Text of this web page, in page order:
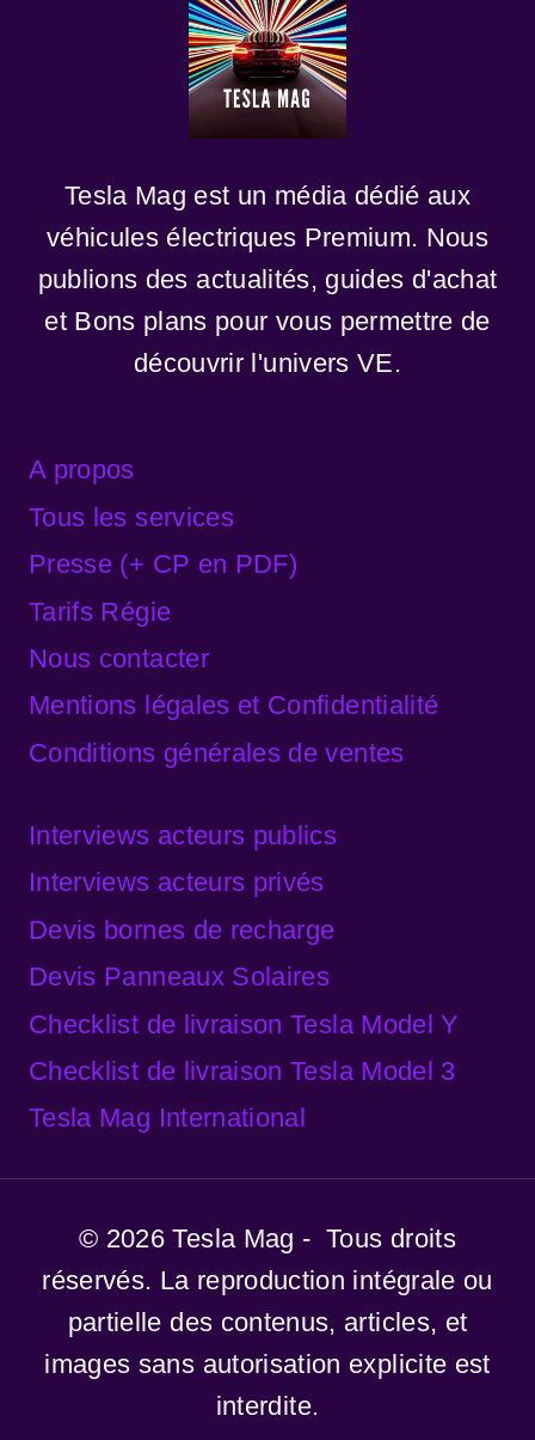
Tesla Mag est un média dédié aux
véhicules électriques Premium. Nous
publions des actualités, guides d'achat
et Bons plans pour vous permettre de
découvrir l'univers VE.
A propos
Tous les services
Presse (+ CP en PDF)
Tarifs Régie
Nous contacter
Mentions légales et Confidentialité
Conditions générales de ventes
Interviews acteurs publics
Interviews acteurs privés
Devis bornes de recharge
Devis Panneaux Solaires
Checklist de livraison Tesla Model Y
Checklist de livraison Tesla Model 3
Tesla Mag International
© 2026 Tesla Mag - Tous droits
réservés. La reproduction intégrale ou
partielle des contenus, articles, et
images sans autorisation explicite est
interdite.